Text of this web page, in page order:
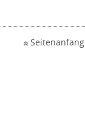
Seitenanfang